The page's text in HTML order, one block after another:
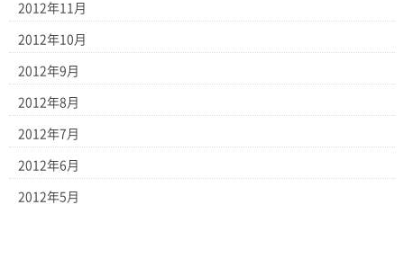
2012年11月
2012年10月
2012年9月
2012年8月
2012年7月
2012年6月
2012年5月